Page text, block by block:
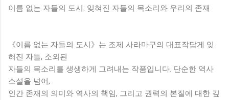
이름 없는 자들의 도시: 잊혀진 자들의 목소리와 우리의 존재
《이름 없는 자들의 도시》는 조제 사라마구의 대표작답게 잊
혀진 자들, 소외된
자들의 목소리를 생생하게 그려내는 작품입니다. 단순한 역사
소설을 넘어,
인간 존재의 의미와 역사의 책임, 그리고 권력의 본질에 대한 깊